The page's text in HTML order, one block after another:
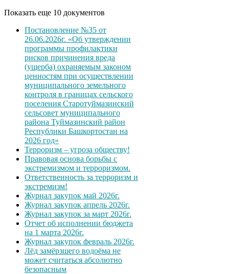
Показать еще 10 документов
Постановление №35 от
26.06.2026г. «Об утверждении
программы профилактики
рисков причинения вреда
(ущерба) охраняемым законом
ценностям при осуществлении
муниципального земельного
контроля в границах сельского
поселения Старотуймазинский
сельсовет муниципального
района Туймазинский район
Республики Башкортостан на
2026 год»
Терроризм – угроза обществу!
Правовая основа борьбы с
экстремизмом и терроризмом.
Ответственность за терроризм и
экстремизм!
Журнал закупок май 2026г.
Журнал закупок апрель 2026г.
Журнал закупок за март 2026г.
Отчет об исполнении бюджета
на 1 марта 2026г.
Журнал закупок февраль 2026г.
Лёд замёрзшего водоёма не
может считаться абсолютно
безопасным